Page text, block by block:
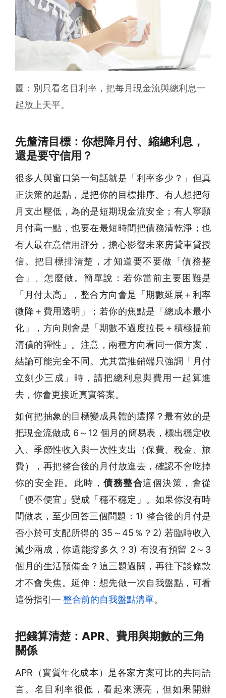
圖：別只看名目利率，把每月現金流與總利息一
起放上天平。
先釐清目標：你想降月付、縮總利息，
還是要守信用？
很多人與窗口第一句話就是「利率多少？」但真
正決策的起點，是把你的目標排序。有人想把每
月支出壓低，為的是短期現金流安全；有人寧願
月付高一點，也要在最短時間把債務清乾淨；也
有人最在意信用評分，擔心影響未來房貸車貸授
信。把目標排清楚，才知道要不要做「債務整
合」、怎麼做。簡單說：若你當前主要困難是
「月付太高」，整合方向會是「期數延展＋利率
微降＋費用透明」；若你的焦點是「總成本最小
化」，方向則會是「期數不過度拉長＋積極提前
清償的彈性」。注意，兩種方向看同一個方案，
結論可能完全不同。尤其當推銷端只強調「月付
立刻少三成」時，請把總利息與費用一起算進
去，你會更接近真實答案。
如何把抽象的目標變成具體的選擇？最有效的是
把現金流做成 6～12 個月的簡易表，標出穩定收
入、季節性收入與一次性支出（保費、稅金、旅
費），再把整合後的月付放進去，確認不會吃掉
你的安全距。此時，債務整合這個決策，會從
「便不便宜」變成「穩不穩定」。如果你沒有時
間做表，至少回答三個問題：1) 整合後的月付是
否小於可支配所得的 35～45％？2) 若臨時收入
減少兩成，你還能撐多久？3) 有沒有預留 2～3
個月的生活預備金？這三題過關，再往下談條款
才不會失焦。延伸：想先做一次自我盤點，可看
這份指引— 整合前的自我盤點清單。
把錢算清楚：APR、費用與期數的三角
關係
APR（實質年化成本）是各家方案可比的共同語
言。名目利率很低，看起來漂亮，但如果開辦